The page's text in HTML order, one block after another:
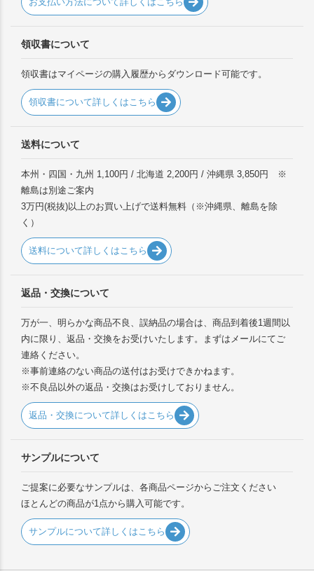
領収書について
領収書はマイページの購入履歴からダウンロード可能です。
領収書について詳しくはこちら
送料について
本州・四国・九州 1,100円 / 北海道 2,200円 / 沖縄県 3,850円 ※
離島は別途ご案内
3万円(税抜)以上のお買い上げで送料無料（※沖縄県、離島を除
く）
送料について詳しくはこちら
返品・交換について
万が一、明らかな商品不良、誤納品の場合は、商品到着後1週間以
内に限り、返品・交換をお受けいたします。まずはメールにてご
連絡ください。
※事前連絡のない商品の送付はお受けできかねます。
※不良品以外の返品・交換はお受けしておりません。
返品・交換について詳しくはこちら
サンプルについて
ご提案に必要なサンプルは、各商品ページからご注文ください
ほとんどの商品が1点から購入可能です。
サンプルについて詳しくはこちら